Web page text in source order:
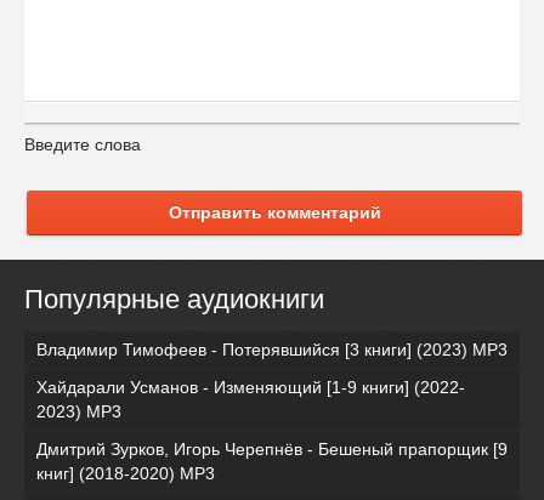
Введите слова
Отправить комментарий
Популярные аудиокниги
Владимир Тимофеев - Потерявшийся [3 книги] (2023) МР3
Хайдарали Усманов - Изменяющий [1-9 книги] (2022-
2023) МР3
Дмитрий Зурков, Игорь Черепнёв - Бешеный прапорщик [9
книг] (2018-2020) МР3